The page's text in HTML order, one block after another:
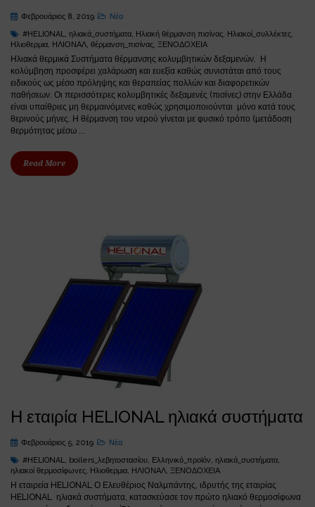
Φεβρουάριος 8, 2019
Νέα
#HELIONAL, ηλιακά_συστήματα, Ηλιακή θέρμανση πισίνας, Ηλιακοί_συλλέκτες,
Ηλιοθερμια, ΗΛΙΟΝΑΛ, θέρμανση_πισίνας, ΞΕΝΟΔΟΧΕΙΑ
Ηλιακά θερμικά Συστήματα θέρμανσης κολυμβητικών δεξαμενών. Η
κολύμβηση προσφέρει χαλάρωση και ευεξία καθώς συνιστάται από τους
ειδικούς ως μέσο πρόληψης και θεραπείας πολλών και διαφορετικών
παθήσεων. Οι περισσότερες κολυμβητικές δεξαμενές (πισίνες) στην Ελλάδα
είναι υπαίθριες μη θερμαινόμενες καθώς χρησιμοποιούνται μόνο κατά τους
θερινούς μήνες. Η θέρμανση του νερού γίνεται με φυσικό τρόπο (μετάδοση
θερμότητας μέσω ...
Read More
Η εταιρία HELIONAL ηλιακά συστήματα
Φεβρουάριος 5, 2019
Νέα
#HELIONAL, boilers_λεβητοστασίου, Ελληνικό_προϊόν, ηλιακά_συστήματα,
ηλιακοί θερμοσίφωνες, Ηλιοθερμια, ΗΛΙΟΝΑΛ, ΞΕΝΟΔΟΧΕΙΑ
Η εταιρεία HELIONAL Ο Ελευθέριος Ναλμπάντης, ιδρυτής της εταιρίας
HELIONAL ηλιακά συστήματα, κατασκεύασε τον πρώτο ηλιακό θερμοσίφωνα